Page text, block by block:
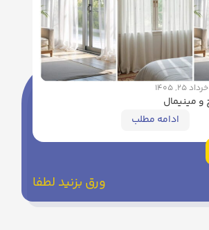
خرداد 25, 1405
و مینیمال
ادامه مطلب
ورق بزنید لطفا